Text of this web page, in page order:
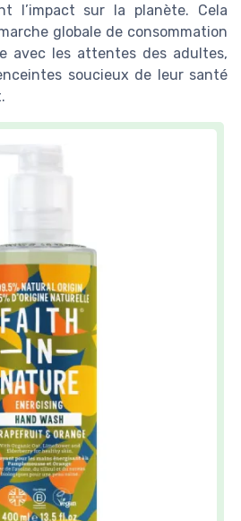
l’impact sur la planète. Cela
globale de consommation
avec les attentes des adultes,
soucieux de leur santé